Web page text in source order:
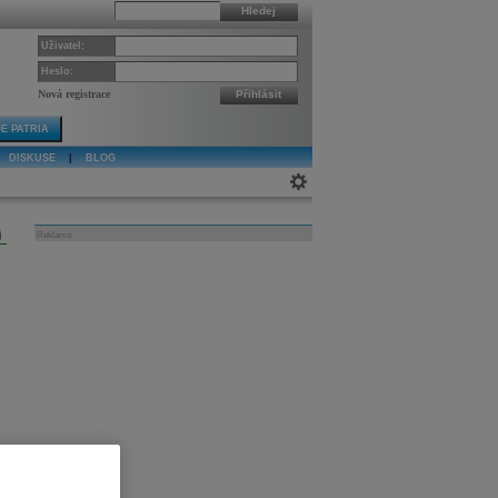
Hledej
Uživatel:
Heslo:
Nová registrace Přihlásit
PATRIA
DISKUSE BLOG
Reklama